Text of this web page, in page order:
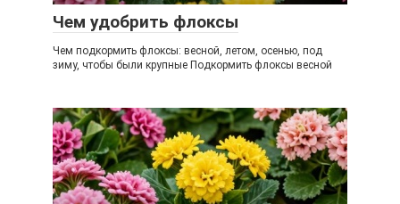
Чем удобрить флоксы
Чем подкормить флоксы: весной, летом, осенью, под
зиму, чтобы были крупные Подкормить флоксы весной